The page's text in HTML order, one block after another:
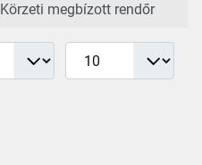
Körzeti megbízott rendőr
Tételek #